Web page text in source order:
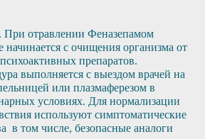
При отравлении Феназепамом
начинается с очищения организма от
препаратов.
выполняется с выездом врачей на
или плазмаферезом в
условиях. Для нормализации
используют симптоматические
в том числе, безопасные аналоги